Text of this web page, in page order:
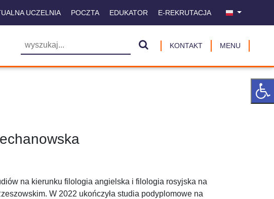
UCZELNIA POCZTA EDUKATOR E-REKRUTACJA
KONTAKT MENU
na kierunku filologia angielska i filologia rosyjska na
W 2022 ukończyła studia podyplomowe na